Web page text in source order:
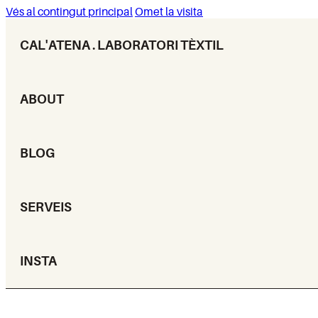
Vés al contingut principalOmet la visita
CAL'ATENA . LABORATORI TÈXTIL
ABOUT
BLOG
SERVEIS
INSTA